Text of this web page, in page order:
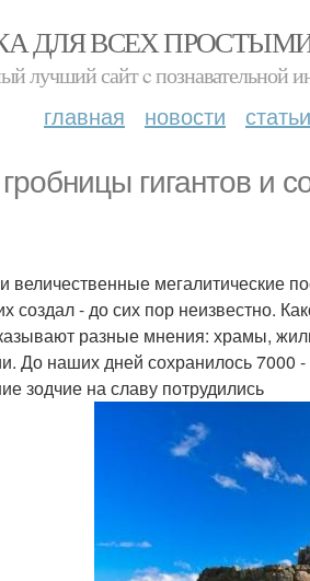
ДЛЯ ВСЕХ
лучший сайт c познавательной
главная новости статьи
гигантов и
величественные мегалитические
создал - до сих пор неизвестно.
разные мнения: храмы,
До наших дней сохранилось 7000
зодчие на славу потрудились